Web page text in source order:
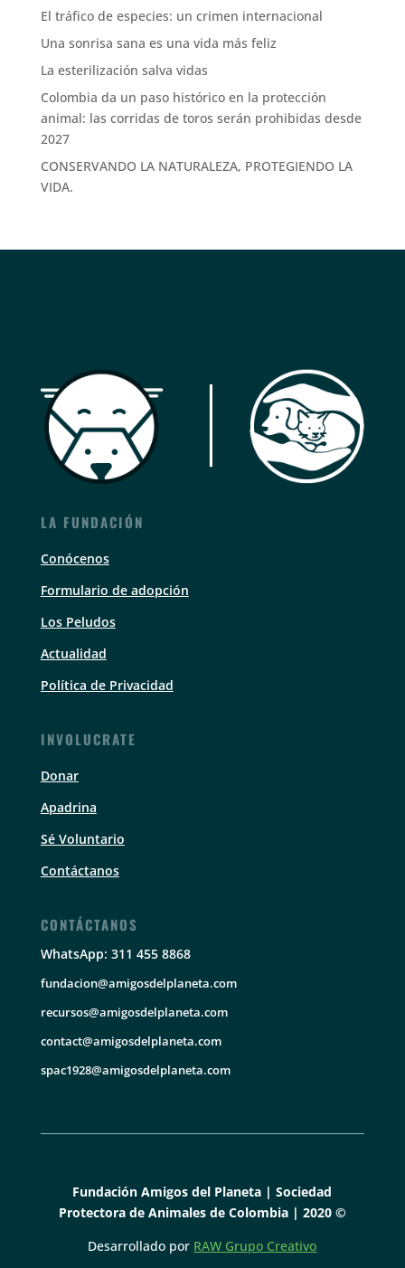
El tráfico de especies: un crimen internacional
Una sonrisa sana es una vida más feliz
La esterilización salva vidas
Colombia da un paso histórico en la protección
animal: las corridas de toros serán prohibidas desde
2027
CONSERVANDO LA NATURALEZA, PROTEGIENDO LA
VIDA.
LA FUNDACIÓN
Conócenos
Formulario de adopción
Los Peludos
Actualidad
Política de Privacidad
INVOLUCRATE
Donar
Apadrina
Sé Voluntario
Contáctanos
CONTÁCTANOS
WhatsApp: 311 455 8868
fundacion@amigosdelplaneta.com
recursos@amigosdelplaneta.com
contact@amigosdelplaneta.com
spac1928@amigosdelplaneta.com
Fundación Amigos del Planeta | Sociedad
Protectora de Animales de Colombia | 2020 ©
Desarrollado por RAW Grupo Creativo